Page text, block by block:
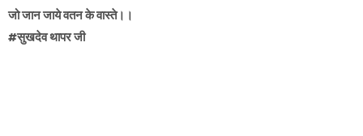
जो जान जाये वतन के वास्ते।।
#सुखदेव थापर जी